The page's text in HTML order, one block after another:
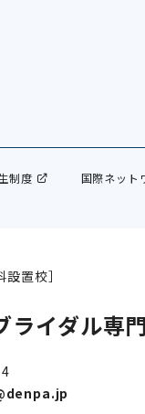
制度 国際ネット
置校］
ライダル専